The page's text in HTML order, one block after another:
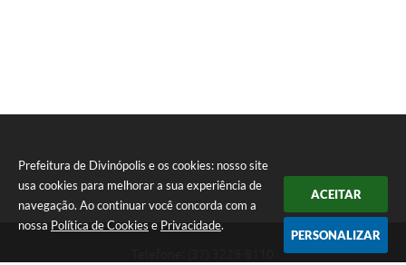
Prefeitura de Divinópolis e os cookies: nosso site
usa cookies para melhorar a sua experiência de
navegação. Ao continuar você concorda com a
nossa Política de Cookies e Privacidade.
ACEITAR
PERSONALIZAR